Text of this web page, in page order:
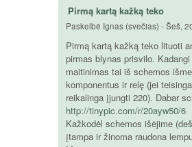
Pirmą kartą kažką teko
Paskelbė Ignas (svečias) -Šeš,
Pirmą kartą kažką teko lituoti
pirmas blynas prisvilo.
maitinimas tai iš schemos
komponentus ir relę (jei
reikalinga įjungti 220). Dabar
http://tinypic.com/r/20ayw50/6
Kažkodėl schemos išėjime
įtampa ir žinoma raudona